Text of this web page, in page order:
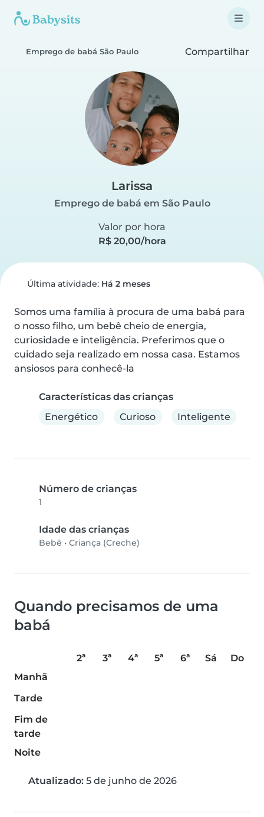
Emprego de babá São Paulo Compartilhar
Larissa
Emprego de babá em São Paulo
Valor por hora
R$ 20,00/hora
Última atividade: Há 2 meses
Somos uma família à procura de uma babá para
o nosso filho, um bebê cheio de energia,
curiosidade e inteligência. Preferimos que o
cuidado seja realizado em nossa casa. Estamos
ansiosos para conhecê-la
Características das crianças
Energético
Curioso Inteligente
Número de crianças
1
Idade das crianças
Bebê • Criança (Creche)
Quando precisamos de uma
babá
2ª 3ª 4ª 5ª 6ª Sá
Do
Manhã
Tarde
Fim de
tarde
Noite
Atualizado: 5 de junho de 2026